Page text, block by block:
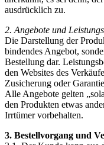
ausdrücklich zu.
2. Angebote und
Die Darstellung der
bindendes Angebot,
Bestellung dar.
den Websites des
Zusicherung oder
Alle Angebote gelten
den Produkten etwas
Irrtümer vorbehalten.
3. Bestellvorgang und